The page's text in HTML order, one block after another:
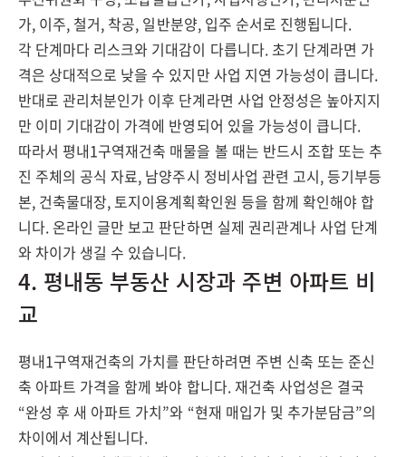
가, 이주, 철거, 착공, 일반분양, 입주 순서로 진행됩니다.
각 단계마다 리스크와 기대감이 다릅니다. 초기 단계라면 가
격은 상대적으로 낮을 수 있지만 사업 지연 가능성이 큽니다.
반대로 관리처분인가 이후 단계라면 사업 안정성은 높아지지
만 이미 기대감이 가격에 반영되어 있을 가능성이 큽니다.
따라서 평내1구역재건축 매물을 볼 때는 반드시 조합 또는 추
진 주체의 공식 자료, 남양주시 정비사업 관련 고시, 등기부등
본, 건축물대장, 토지이용계획확인원 등을 함께 확인해야 합
니다. 온라인 글만 보고 판단하면 실제 권리관계나 사업 단계
와 차이가 생길 수 있습니다.
4. 평내동 부동산 시장과 주변 아파트 비
교
평내1구역재건축의 가치를 판단하려면 주변 신축 또는 준신
축 아파트 가격을 함께 봐야 합니다. 재건축 사업성은 결국
“완성 후 새 아파트 가치”와 “현재 매입가 및 추가분담금”의
차이에서 계산됩니다.